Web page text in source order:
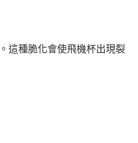
這種脆化會使飛機杯出現裂